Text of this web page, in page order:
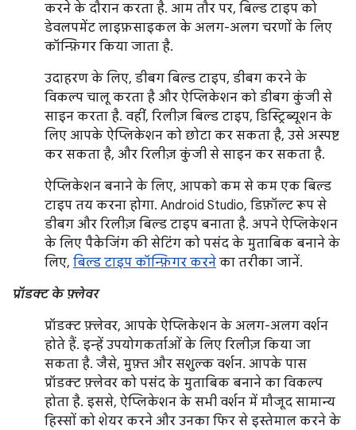
करने के दौरान करता है. आम तौर पर, बिल्ड टाइप को
डेवलपमेंट लाइफ़साइकल के अलग-अलग चरणों के लिए
कॉन्फ़िगर किया जाता है.
उदाहरण के लिए, डीबग बिल्ड टाइप, डीबग करने के
विकल्प चालू करता है और ऐप्लिकेशन को डीबग कुंजी से
साइन करता है. वहीं, रिलीज़ बिल्ड टाइप, डिस्ट्रिब्यूशन के
लिए आपके ऐप्लिकेशन को छोटा कर सकता है, उसे अस्पष्ट
कर सकता है, और रिलीज़ कुंजी से साइन कर सकता है.
ऐप्लिकेशन बनाने के लिए, आपको कम से कम एक बिल्ड
टाइप तय करना होगा. Android Studio, डिफ़ॉल्ट रूप से
डीबग और रिलीज़ बिल्ड टाइप बनाता है. अपने ऐप्लिकेशन
के लिए पैकेजिंग की सेटिंग को पसंद के मुताबिक बनाने के
लिए, बिल्ड टाइप कॉन्फ़िगर करने का तरीका जानें.
प्रॉडक्ट के फ़्लेवर
प्रॉडक्ट फ़्लेवर, आपके ऐप्लिकेशन के अलग-अलग वर्शन
होते हैं. इन्हें उपयोगकर्ताओं के लिए रिलीज़ किया जा
सकता है. जैसे, मुफ़्त और सशुल्क वर्शन. आपके पास
प्रॉडक्ट फ़्लेवर को पसंद के मुताबिक बनाने का विकल्प
होता है. इससे, ऐप्लिकेशन के सभी वर्शन में मौजूद सामान्य
हिस्सों को शेयर करने और उनका फिर से इस्तेमाल करने के